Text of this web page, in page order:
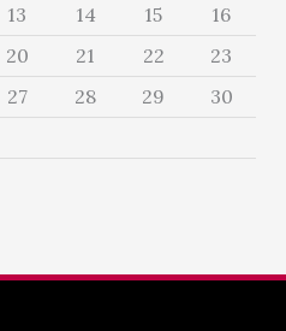
13 14 15
16
20 21 22
23
27 28 29
30